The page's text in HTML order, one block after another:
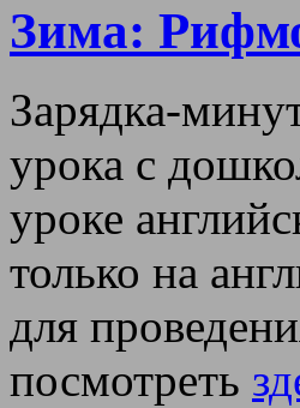
Зима:
Зарядка-
урока с
уроке
только на
для
посмотреть